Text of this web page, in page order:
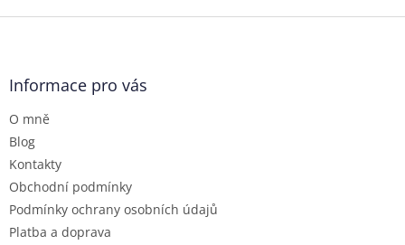
Z
Informace pro vás
O mně
Blog
Kontakty
Obchodní podmínky
Podmínky ochrany osobních údajů
Platba a doprava